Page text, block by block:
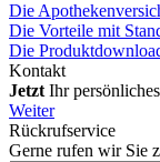
Die
Die Vorteile mit
Die
Kontakt
Jetzt Ihr
Weiter
Rückrufservice
Gerne rufen wir Sie